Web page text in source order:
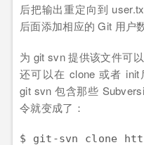
后把输出重定向到
后面添加相应的 Git 用户数
为 git svn 提供该文件可
还可以在 clone 或者 init
git svn 包含那些
令就变成了：
$ git-svn clone